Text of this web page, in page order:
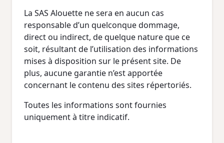
La SAS Alouette ne sera en aucun cas
responsable d’un quelconque dommage,
direct ou indirect, de quelque nature que ce
soit, résultant de l’utilisation des informations
mises à disposition sur le présent site. De
plus, aucune garantie n’est apportée
concernant le contenu des sites répertoriés.
Toutes les informations sont fournies
uniquement à titre indicatif.